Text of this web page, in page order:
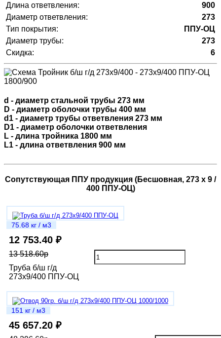
Длина ответвления:
900
Диаметр ответвления:
273
Тип покрытия:
ППУ-ОЦ
Диаметр трубы:
273
Скидка:
6
d - диаметр стальной трубы 273 мм
D - диаметр оболочки трубы 400 мм
d1 - диаметр трубы ответвления 273 мм
D1 - диаметр оболочки ответвления
L - длина тройника 1800 мм
L1 - длина ответвления 900 мм
Сопутствующая ППУ продукция (Бесшовная, 273 х 9 /
400 ППУ-ОЦ)
75.68 кг / м3
12 753.40 ₽
13 518.60р
Труба б/ш г/д
273х9/400 ППУ-ОЦ
151 кг / м3
45 657.20 ₽